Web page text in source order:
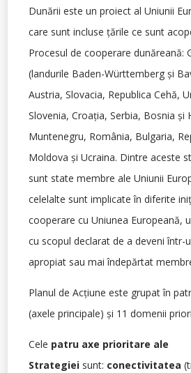
Dunării este un proiect al Uniunii
care sunt incluse ţările ce sunt
Procesul de cooperare dunăreană:
(landurile Baden-Württemberg şi
Austria, Slovacia, Republica Cehă,
Slovenia, Croaţia, Serbia, Bosnia şi
Muntenegru, România, Bulgaria,
Moldova şi Ucraina. Dintre aceste
sunt state membre ale Uniunii
celelalte sunt implicate în diferite
cooperare cu Uniunea Europeană,
cu scopul declarat de a deveni într-
apropiat sau mai îndepărtat
Planul de Acţiune este grupat în
(axele principale) şi 11 domenii
Cele patru axe prioritare ale
Strategiei sunt: conectivitatea